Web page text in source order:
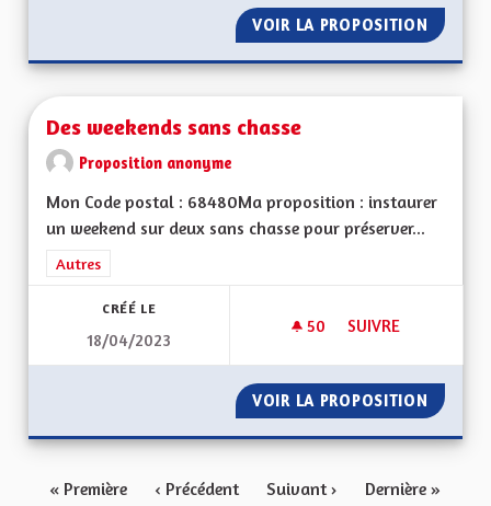
VOIR LA PROPOSITION UN
Des weekends sans chasse
Proposition anonyme
Mon Code postal : 68480Ma proposition : instaurer
un weekend sur deux sans chasse pour préserver...
Filtrer les résultats de la catégorie : Autres
Autres
CRÉÉ LE
18/04/2023
50 50 ABONNÉS
SUIVRE
VOIR LA PROPOSITION DES
« Première ‹ Précédent Suivant › Dernière »